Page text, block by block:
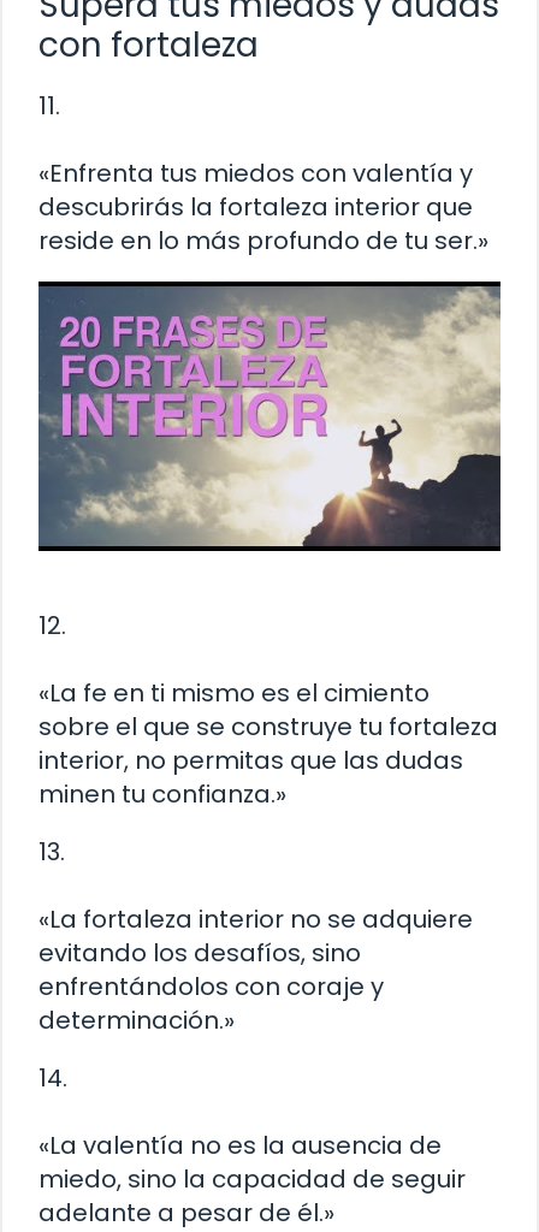
con fortaleza
11.
«Enfrenta tus miedos con valentía y
descubrirás la fortaleza interior que
reside en lo más profundo de tu ser.»
12.
«La fe en ti mismo es el cimiento
sobre el que se construye tu fortaleza
interior, no permitas que las dudas
minen tu confianza.»
13.
«La fortaleza interior no se adquiere
evitando los desafíos, sino
enfrentándolos con coraje y
determinación.»
14.
«La valentía no es la ausencia de
miedo, sino la capacidad de seguir
adelante a pesar de él.»